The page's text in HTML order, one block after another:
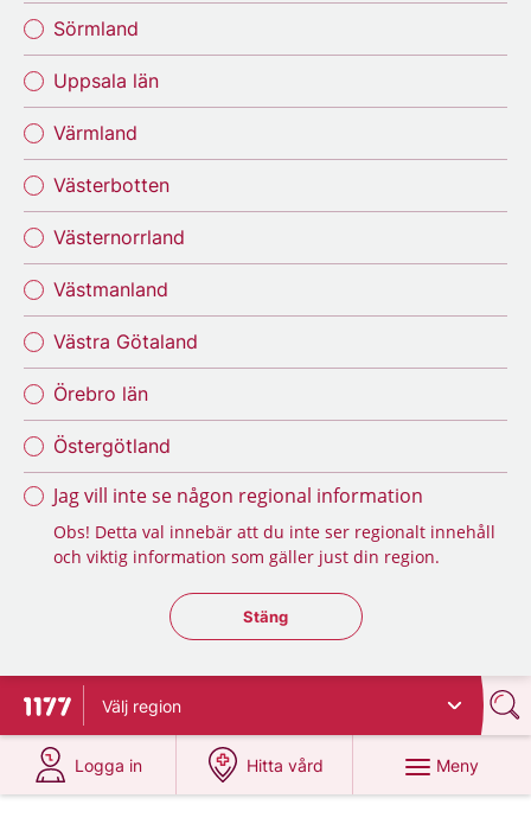
Sörmland
Uppsala län
Värmland
Västerbotten
Västernorrland
Västmanland
Västra Götaland
Örebro län
Östergötland
Jag vill inte se någon regional information
Obs! Detta val innebär att du inte ser regionalt innehåll
och viktig information som gäller just din region.
Stäng regionsväljaren
Stäng
Till startsidan för 1177
Välj region
Logga in
på 1177.se
Hitta vård
på 1177.se
Meny